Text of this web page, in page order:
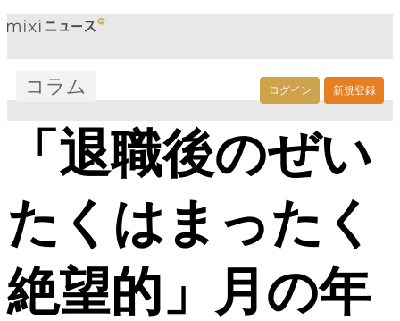
ログイン 新規登録
コラム
「退職後のぜい
たくはまったく
絶望的」月の年